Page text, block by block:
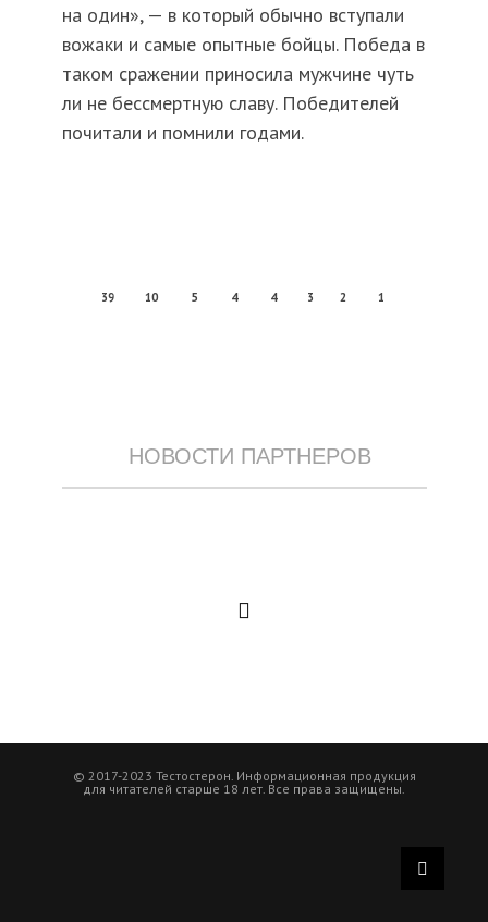
на один», — в который обычно вступали
вожаки и самые опытные бойцы. Победа в
таком сражении приносила мужчине чуть
ли не бессмертную славу. Победителей
почитали и помнили годами.
39 10 5 4 4 3 2 1
НОВОСТИ ПАРТНЕРОВ
© 2017-2023 Тестостерон. Информационная продукция
для читателей старше 18 лет. Все права защищены.